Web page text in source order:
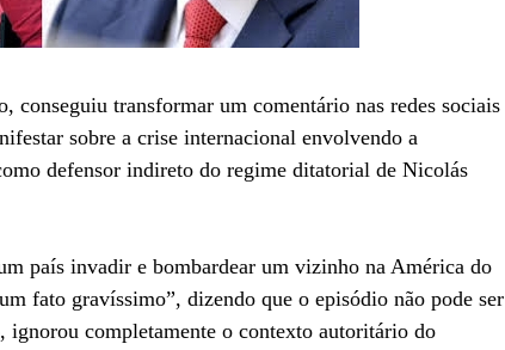
conseguiu transformar um comentário nas redes sociais
sobre a crise internacional envolvendo a
defensor indireto do regime ditatorial de Nicolás
país invadir e bombardear um vizinho na América do
fato gravíssimo”, dizendo que o episódio não pode ser
completamente o contexto autoritário do